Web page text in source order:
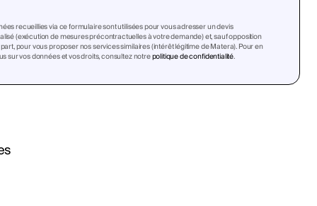
recueillies via ce formulaire sont utilisées pour vous adresser un devis
(exécution de mesures précontractuelles à votre demande) et, sauf opposition
pour vous proposer nos services similaires (intérêt légitime de Matera). Pour en
sur vos données et vos droits, consultez notrepolitique de confidentialité.